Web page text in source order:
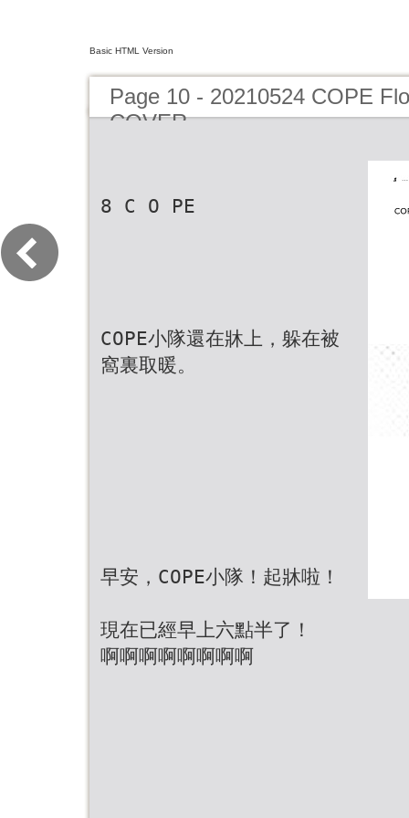
Basic HTML Version
Page 10 - 20210524 COPE
COVER
8 C O PE
COPE小隊還在牀上，躲在被
窩裏取暖。
早安，COPE小隊！起牀啦！
現在已經早上六點半了！
啊啊啊啊啊啊啊啊